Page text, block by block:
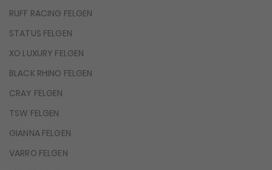
RUFF RACING FELGEN
STATUS FELGEN
XO LUXURY FELGEN
BLACK RHINO FELGEN
CRAY FELGEN
TSW FELGEN
GIANNA FELGEN
VARRO FELGEN